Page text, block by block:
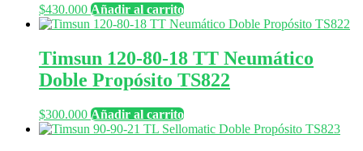
$430.000 Añadir al carrito
Timsun 120-80-18 TT Neumático
Doble Propósito TS822
$300.000 Añadir al carrito